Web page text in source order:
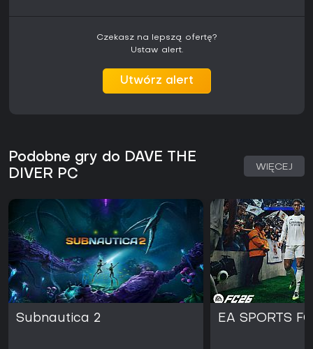
Czekasz na lepszą ofertę?
Ustaw alert.
Utwórz alert
Podobne gry do DAVE THE
DIVER PC
WIĘCEJ
Subnautica 2 EA SPORTS